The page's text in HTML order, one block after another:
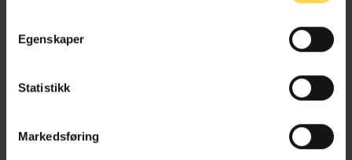
Egenskaper
Statistikk
Markedsføring